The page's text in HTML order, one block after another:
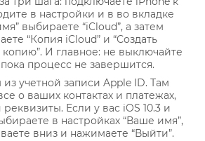
в настройки и в во вкладке
выбираете “iCloud”, а затем
“Копия iCloud” и “Создать
И главное: не выключайте
процесс не завершится.
учетной записи Apple ID. Там
о ваших контактах и платежах,
Если у вас iOS 10.3 и
в настройках “Ваше имя”,
вниз и нажимаете “Выйти”.